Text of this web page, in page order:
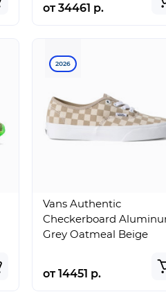
от 34461 р.
2026
Vans Authentic
Checkerboard
Grey Oatmeal Beige
от 14451 р.